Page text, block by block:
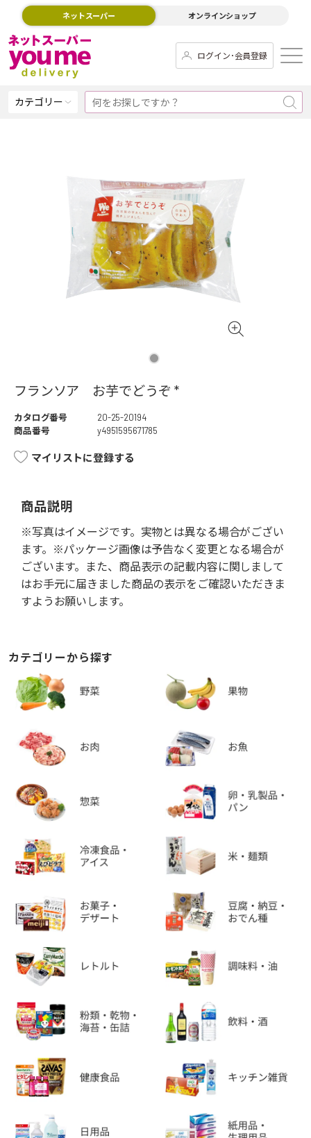
ネットスーパー オンラインショップ
ログイン･会員登録
カテゴリー
フランソア お芋でどうぞ *
カタログ番号
20-25-20194
商品番号
y4951595671785
マイリストに登録する
商品説明
※写真はイメージです。実物とは異なる場合がござい
ます。※パッケージ画像は予告なく変更となる場合が
ございます。また、商品表示の記載内容に関しまして
はお手元に届きました商品の表示をご確認いただきま
すようお願いします。
カテゴリーから探す